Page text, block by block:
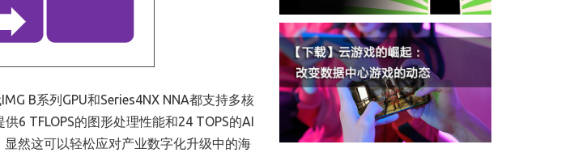
B系列GPU和Series4NX NNA都支持多核
6 TFLOPS的图形处理性能和24 TOPS的AI
然这可以轻松应对产业数字化升级中的海